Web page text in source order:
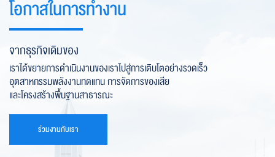
โอกาสในการทำงาน
จากธุรกิจเดิมของ
เราได้ขยายการดำเนินงานของเราไปสู่การเติบโตอย่างรวดเร็ว
อุตสาหกรรมพลังงานทดแทน การจัดการของเสีย
และโครงสร้างพื้นฐานสาธารณะ
ร่วมงานกับเรา